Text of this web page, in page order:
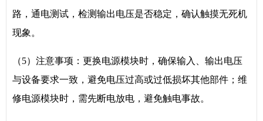
路，通电测试，检测输出电压是否稳定，确认触摸无死机
现象。
（5）注意事项：更换电源模块时，确保输入、输出电压
与设备要求一致，避免电压过高或过低损坏其他部件；维
修电源模块时，需先断电放电，避免触电事故。